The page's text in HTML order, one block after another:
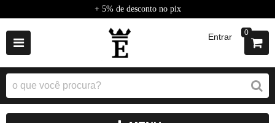
+ 5% de desconto no pix
Entrar 0